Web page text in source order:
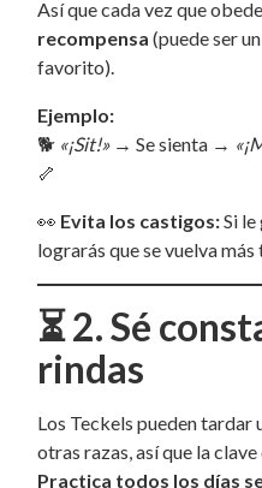
Así que cada vez que
recompensa (puede ser
favorito).
Ejemplo:
🐕 «¡Sit!»→ Se sienta →
🦴
👀 Evita los castigos:Si
lograrás que se vuelva
⏳2. Sé
rindas
Los Teckels pueden tardar
otras razas, así que la
Practica todos los días